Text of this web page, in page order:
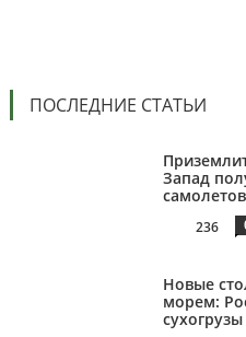
ПОСЛЕДНИЕ СТАТЬИ
Запад
самолетов
236
Новые
морем: